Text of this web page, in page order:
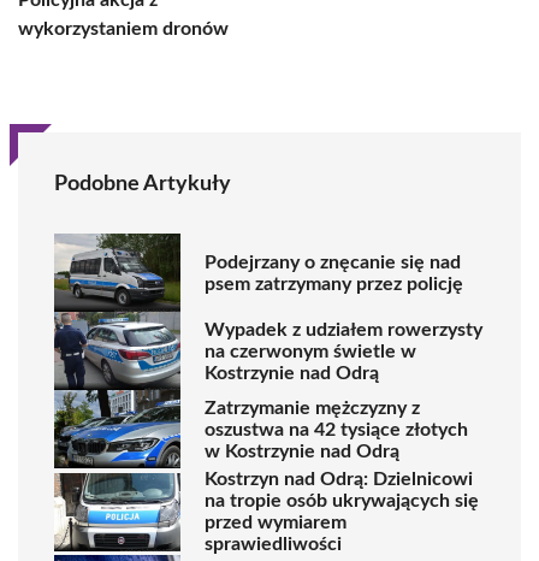
wykorzystaniem dronów
Podobne Artykuły
Podejrzany o znęcanie się nad
psem zatrzymany przez policję
Wypadek z udziałem rowerzysty
na czerwonym świetle w
Kostrzynie nad Odrą
Zatrzymanie mężczyzny z
oszustwa na 42 tysiące złotych
w Kostrzynie nad Odrą
Kostrzyn nad Odrą: Dzielnicowi
na tropie osób ukrywających się
przed wymiarem
sprawiedliwości